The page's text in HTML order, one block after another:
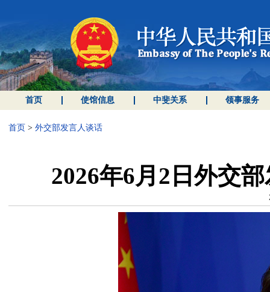
首页 使馆信息 中斐关系 领事服务
首页 > 外交部发言人谈话
2026年6月2日外交